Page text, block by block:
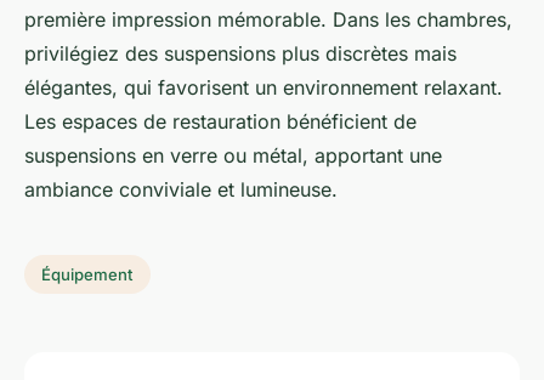
première impression mémorable. Dans les chambres,
privilégiez des suspensions plus discrètes mais
élégantes, qui favorisent un environnement relaxant.
Les espaces de restauration bénéficient de
suspensions en verre ou métal, apportant une
ambiance conviviale et lumineuse.
Équipement